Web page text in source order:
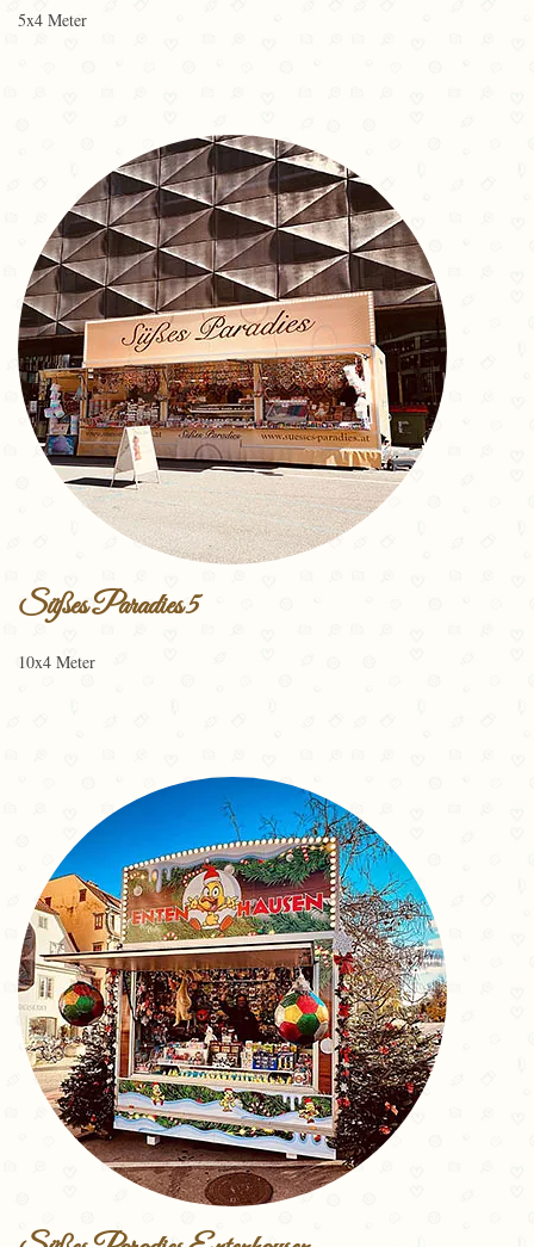
5x4 Meter
Süßes Paradies 5
10x4 Meter